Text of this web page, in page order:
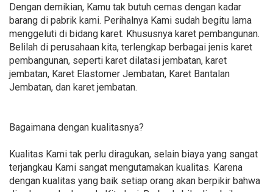
Dengan demikian, Kamu tak butuh cemas dengan kadar
barang di pabrik kami. Perihalnya Kami sudah begitu lama
menggeluti di bidang karet. Khususnya karet pembangunan.
Belilah di perusahaan kita, terlengkap berbagai jenis karet
pembangunan, seperti karet dilatasi jembatan, karet
jembatan, Karet Elastomer Jembatan, Karet Bantalan
Jembatan, dan karet jembatan.
Bagaimana dengan kualitasnya?
Kualitas Kami tak perlu diragukan, selain biaya yang sangat
terjangkau Kami sangat mengutamakan kualitas. Karena
dengan kualitas yang baik setiap orang akan berpikir bahwa